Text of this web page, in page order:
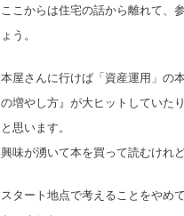
ここからは住宅の話から離れて、
ょう。
本屋さんに行けば「資産運用」の
の増やし方』が大ヒットしていた
と思います。
興味が湧いて本を買って読むけれ
スタート地点で考えることをやめ